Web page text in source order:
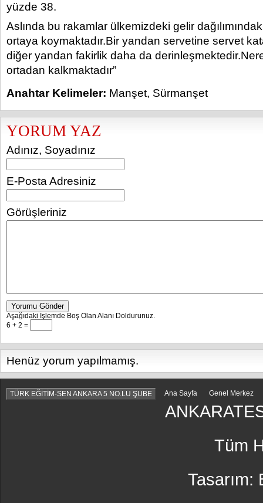
yüzde 38.
Aslında bu rakamlar ülkemizdeki gelir
ortaya koymaktadır.Bir yandan servetine servet
diğer yandan fakirlik daha da
ortadan kalkmaktadır”
Anahtar Kelimeler: Manşet, Sürmanşet
YORUM YAZ
Adınız, Soyadınız
E-Posta Adresiniz
Görüşleriniz
Yorumu Gönder
Aşağıdaki İşlemde Boş Olan Alanı Doldurunuz.
6 + 2 =
Henüz yorum yapılmamış.
TÜRK EĞİTİM-SEN ANKARA 5 NO.LU ŞUBE Ana Sayfa Genel Merkez
Tüm
Tasarım: